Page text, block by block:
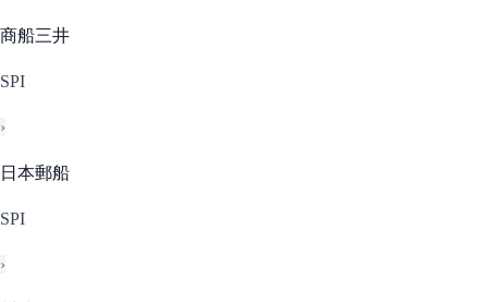
商船三井
SPI
›
日本郵船
SPI
›